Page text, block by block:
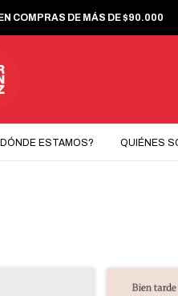
COMPRAS DE MÁS DE $90.000
ESTAMOS? QUIÉNES